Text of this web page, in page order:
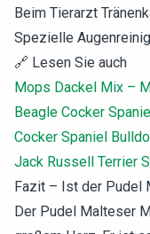
Beim Tierarzt
Spezielle
🔗 Lesen Sie auch
Mops Dackel Mix –
Beagle Cocker
Cocker Spaniel
Jack Russell Terrier
Fazit – Ist der Pudel
Der Pudel Malteser